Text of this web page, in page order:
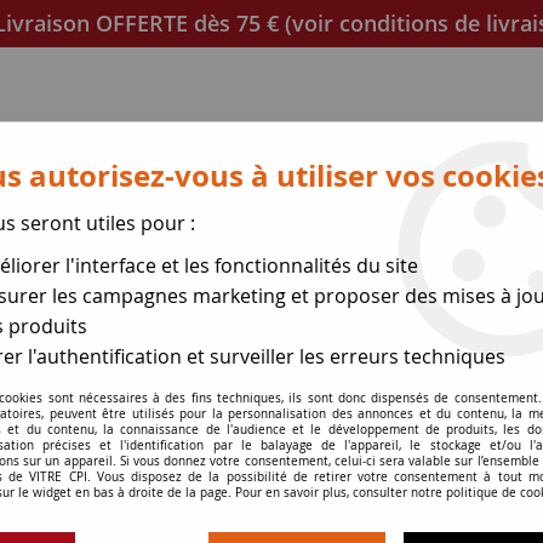
OFFERTE dès 75 € (voir conditions de
Mica et joint à découper Joints de porte
des expéditions le 17
au bois>Vitre Genet
Vitre Genet
autorisez-vous à utiliser vos
seront utiles pour :
l'interface et les fonctionnalités du site
les campagnes marketing et proposer des mises à
produits
l'authentification et surveiller les erreurs techniques
sont nécessaires à des fins techniques, ils sont donc dispensés de
peuvent être utilisés pour la personnalisation des annonces et du contenu, la
et du contenu, la connaissance de l'audience et le développement de produits, les
précises et l'identification par le balayage de l'appareil, le stockage et/ou
sur un appareil. Si vous donnez votre consentement, celui-ci sera valable sur l’ensemble
de VITRE CPI. Vous disposez de la possibilité de retirer votre consentement à tout
le widget en bas à droite de la page. Pour en savoir plus, consulter notre politique de